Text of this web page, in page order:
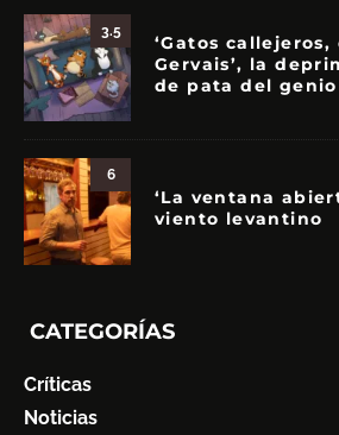
3.5
‘Gatos callejeros,
Gervais’, la
de pata del genio
6
‘La ventana
viento levantino
CATEGORÍAS
Críticas
Noticias